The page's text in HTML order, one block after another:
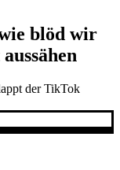
blöd wir
der TikTok